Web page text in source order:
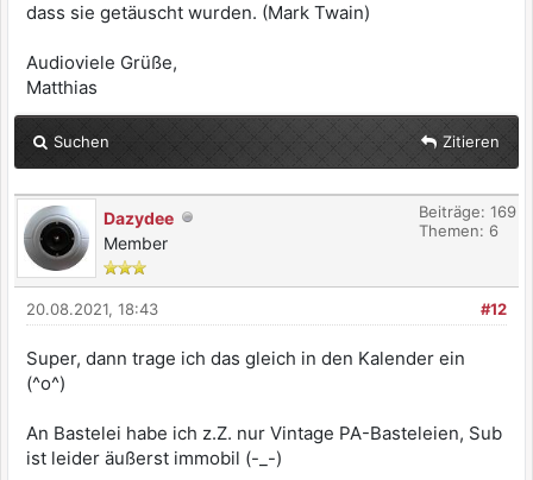
dass sie getäuscht wurden. (Mark Twain)
Audioviele Grüße,
Matthias
Suchen Zitieren
Dazydee
Member
Beiträge: 169
Themen: 6
#12
20.08.2021, 18:43
Super, dann trage ich das gleich in den Kalender ein
(^o^)
An Bastelei habe ich z.Z. nur Vintage PA-Basteleien, Sub
ist leider äußerst immobil (-_-)